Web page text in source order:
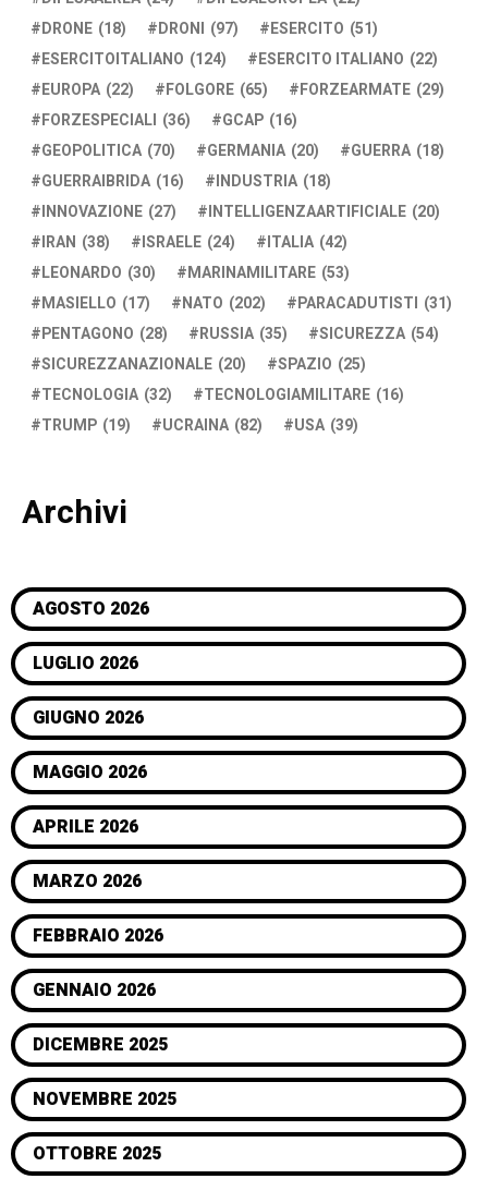
DRONE (18) DRONI (97) ESERCITO (51)
ESERCITOITALIANO (124) ESERCITO ITALIANO (22)
EUROPA (22) FOLGORE (65) FORZEARMATE (29)
FORZESPECIALI (36) GCAP (16)
GEOPOLITICA (70) GERMANIA (20) GUERRA (18)
GUERRAIBRIDA (16) INDUSTRIA (18)
INNOVAZIONE (27) INTELLIGENZAARTIFICIALE (20)
IRAN (38) ISRAELE (24) ITALIA (42)
LEONARDO (30) MARINAMILITARE (53)
MASIELLO (17) NATO (202) PARACADUTISTI (31)
PENTAGONO (28) RUSSIA (35) SICUREZZA (54)
SICUREZZANAZIONALE (20) SPAZIO (25)
TECNOLOGIA (32) TECNOLOGIAMILITARE (16)
TRUMP (19) UCRAINA (82) USA (39)
Archivi
AGOSTO 2026
LUGLIO 2026
GIUGNO 2026
MAGGIO 2026
APRILE 2026
MARZO 2026
FEBBRAIO 2026
GENNAIO 2026
DICEMBRE 2025
NOVEMBRE 2025
OTTOBRE 2025